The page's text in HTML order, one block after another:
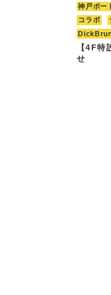
神戸ポー
コラボ
【4F特
せ